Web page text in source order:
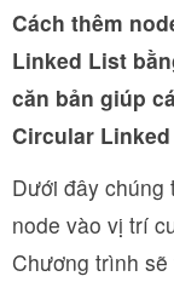
Cách thêm
Linked List
căn bản giúp
Circular
Dưới đây chúng
node vào vị trí
Chương trình